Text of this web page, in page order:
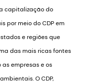
capitalização do
por meio do CDP em
e regiões que
das mais ricas fontes
empresas e os
O CDP,